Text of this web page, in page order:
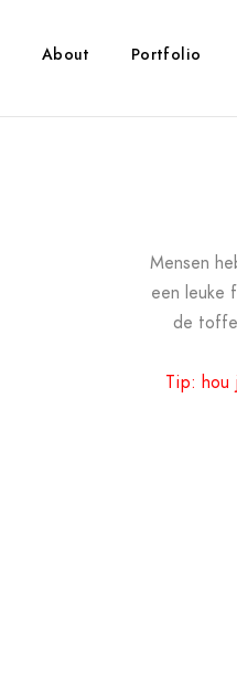
About Portfolio
Mensen
een leuke
de
Tip: hou